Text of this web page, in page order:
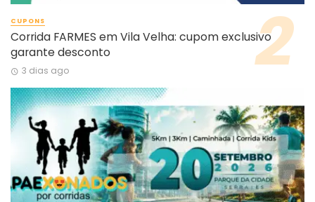
CUPONS
Corrida FARMES em Vila Velha: cupom exclusivo
garante desconto
3 dias ago